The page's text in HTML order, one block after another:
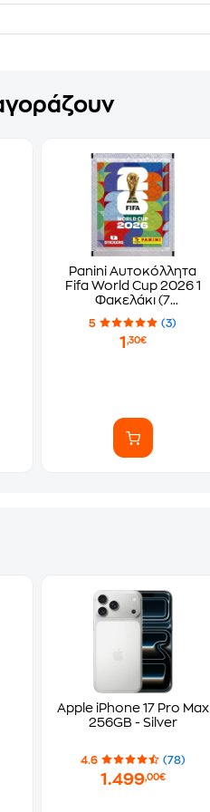
Panini Αυτοκόλλητα
Fifa World Cup 2026 1
Φακελάκι (7
Αυτοκόλλητα)
5 (3)
1 ,30€
Apple iPhone 17 Pro Max
256GB - Silver
4.6 (78)
1.499,00€